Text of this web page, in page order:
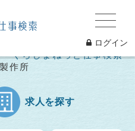
ログイン
くらしまねっと仕事検索
作所
求人を探す